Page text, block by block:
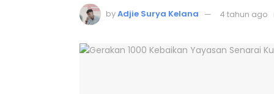
byAdjie Surya Kelana 4 tahun ago